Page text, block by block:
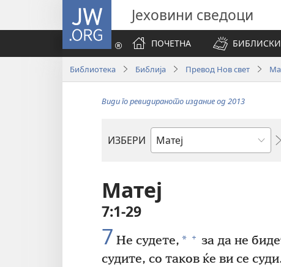
JW.ORG Јеховини сведоци
ПОЧЕТНА
Библиотека Библија Превод Нов свет
Види го ревидираното издание од 2013
ИЗБЕРИ
Библиска
Матеј
7:1-29
7 Не судете, * + за да не
судите, со таков ќе ви се